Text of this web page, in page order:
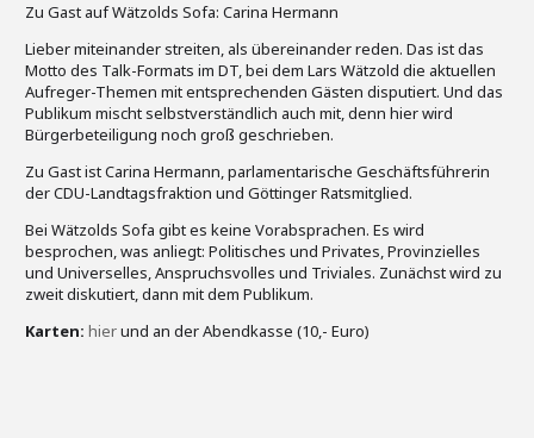
Zu Gast auf Wätzolds Sofa: Carina Hermann
Lieber miteinander streiten, als übereinander reden. Das ist das
Motto des Talk-Formats im DT, bei dem Lars Wätzold die aktuellen
Aufreger-Themen mit entsprechenden Gästen disputiert. Und das
Publikum mischt selbstverständlich auch mit, denn hier wird
Bürgerbeteiligung noch groß geschrieben.
Zu Gast ist Carina Hermann, parlamentarische Geschäftsführerin
der CDU-Landtagsfraktion und Göttinger Ratsmitglied.
Bei Wätzolds Sofa gibt es keine Vorabsprachen. Es wird
besprochen, was anliegt: Politisches und Privates, Provinzielles
und Universelles, Anspruchsvolles und Triviales. Zunächst wird zu
zweit diskutiert, dann mit dem Publikum.
Karten: hierund an der Abendkasse (10,- Euro)